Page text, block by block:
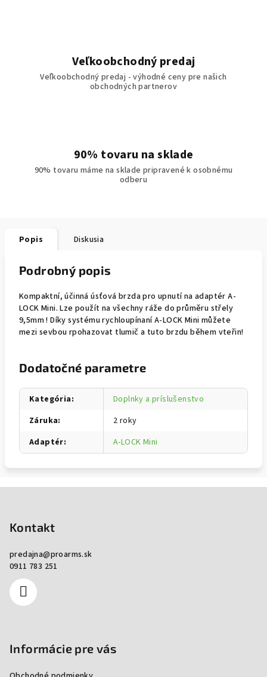
Veľkoobchodný predaj
Veľkoobchodný predaj - výhodné ceny pre našich
obchodných partnerov
90% tovaru na sklade
90% tovaru máme na sklade pripravené k osobnému
odberu
Popis Diskusia
Podrobný popis
Kompaktní, účinná úsťová brzda pro upnutí na adaptér A-
LOCK Mini. Lze použít na všechny ráže do průměru střely
9,5mm ! Díky systému rychloupínaní A-LOCK Mini můžete
mezi sevbou rpohazovat tlumič a tuto brzdu během vteřin!
Dodatočné parametre
Kategória:
Doplnky a príslušenstvo
Záruka:
2 roky
Adaptér: A-LOCK Mini
Kontakt
predajna@proarms.sk
0911 783 251
Informácie pre vás